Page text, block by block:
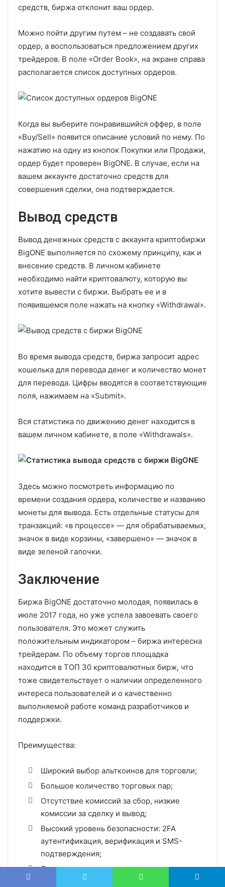
средств, биржа отклонит ваш ордер.
Можно пойти другим путем – не создавать свой
ордер, а воспользоваться предложением других
трейдеров. В поле «Order Book», на экране справа
располагается список доступных ордеров.
Когда вы выберите понравившийся оффер, в поле
«Buy/Sell» появится описание условий по нему. По
нажатию на одну из кнопок Покупки или Продажи,
ордер будет проверен BigONE. В случае, если на
вашем аккаунте достаточно средств для
совершения сделки, она подтверждается.
Вывод средств
Вывод денежных средств с аккаунта криптобиржи
BigONE выполняется по схожему принципу, как и
внесение средств. В личном кабинете
необходимо найти криптовалюту, которую вы
хотите вывести с биржи. Выбрать ее и в
появившемся поле нажать на кнопку «Withdrawal».
Во время вывода средств, биржа запросит адрес
кошелька для перевода денег и количество монет
для перевода. Цифры вводятся в соответствующие
поля, нажимаем на «Submit».
Вся статистика по движению денег находится в
вашем личном кабинете, в поле «Withdrawals».
Здесь можно посмотреть информацию по
времени создания ордера, количестве и названию
монеты для вывода. Есть отдельные статусы для
транзакций: «в процессе» — для обрабатываемых,
значок в виде корзины, «завершено» — значок в
виде зеленой галочки.
Заключение
Биржа BigONE достаточно молодая, появилась в
июле 2017 года, но уже успела завоевать своего
пользователя. Это может служить
положительным индикатором – биржа интересна
трейдерам. По объему торгов площадка
находится в ТОП 30 криптовалютных бирж, что
тоже свидетельствует о наличии определенного
интереса пользователей и о качественно
выполняемой работе команд разработчиков и
поддержки.
Преимущества:
Широкий выбор альткоинов для торговли;
Большое количество торговых пар;
Отсутствие комиссий за сбор, низкие
комиссии за сделку и вывод;
Высокий уровень безопасности: 2FA
аутентификация, верификация и SMS-
подтверждения;
Отсутствие взломов;